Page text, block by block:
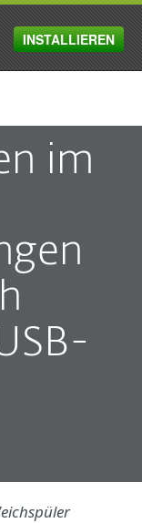
MENU
im
INSTALLIEREN